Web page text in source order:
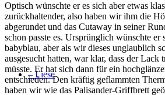
– Liese
Optisch wünschte er es sich aber etwas
zurückhaltender, also haben wir ihm die
abgerundet und das Cutaway in seiner
schon passte es. Ursprünglich wünschte er
babyblau, aber als wir dieses unglaublich
ausgesucht hatten, war klar, dass der Lack
müsste. Er hat sich dann für ein
entschieden. Den kräftig geflammten
haben wir wie das Palisander-Griffbrett